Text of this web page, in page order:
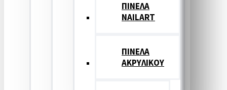
ΠΙΝΕΛΑ
NAILART
ΠΙΝΕΛΑ
ΑΚΡΥΛΙΚΟΥ